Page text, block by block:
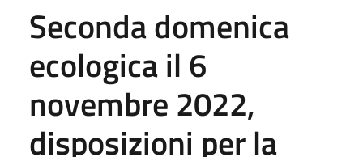
Seconda domenica
ecologica il 6
novembre 2022,
disposizioni per la